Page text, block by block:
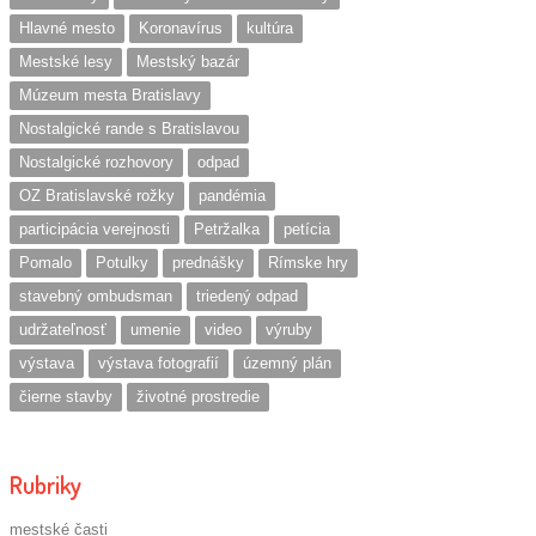
Hlavné mesto
Koronavírus
kultúra
Mestské lesy
Mestský bazár
Múzeum mesta Bratislavy
Nostalgické rande s Bratislavou
Nostalgické rozhovory
odpad
OZ Bratislavské rožky
pandémia
participácia verejnosti
Petržalka
petícia
Pomalo
Potulky prednášky
Rímske hry
stavebný ombudsman
triedený odpad
udržateľnosť
umenie video
výruby
výstava
výstava fotografií
územný plán
čierne stavby
životné prostredie
Rubriky
mestské časti